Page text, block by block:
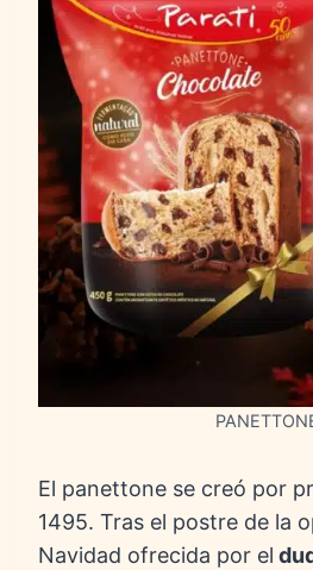
El panettone se creó por
1495. Tras el postre de la
Navidad ofrecida por el